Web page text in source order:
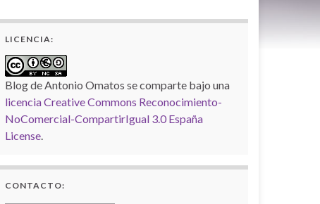
LICENCIA:
Blog de Antonio Omatos se comparte bajo una
licencia Creative Commons Reconocimiento-
NoComercial-CompartirIgual 3.0 España
License.
CONTACTO: